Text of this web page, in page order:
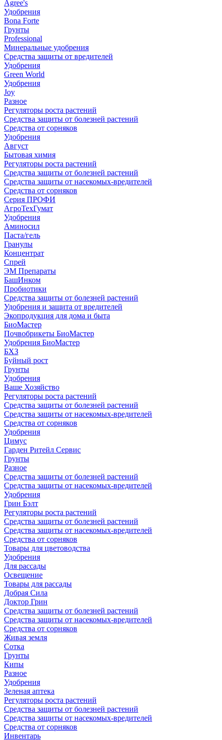
Agree's
Удобрения
Bona Forte
Грунты
Professional
Минеральные удобрения
Средства защиты от вредителей
Удобрения
Green World
Удобрения
Joy
Разное
Регуляторы роста растений
Средства защиты от болезней растений
Средства от сорняков
Удобрения
Август
Бытовая химия
Регуляторы роста растений
Средства защиты от болезней растений
Средства защиты от насекомых-вредителей
Средства от сорняков
Серия ПРОФИ
АгроТехГумат
Удобрения
Аминосил
Паста/гель
Гранулы
Концентрат
Спрей
ЭМ Препараты
БашИнком
Пробиотики
Средства защиты от болезней растений
Удобрения и защита от вредителей
Экопродукция для дома и быта
БиоМастер
Почвобрикеты БиоМастер
Удобрения БиоМастер
БХЗ
Буйный рост
Грунты
Удобрения
Ваше Хозяйство
Регуляторы роста растений
Средства защиты от болезней растений
Средства защиты от насекомых-вредителей
Средства от сорняков
Удобрения
Цимус
Гарден Ритейл Сервис
Грунты
Разное
Средства защиты от болезней растений
Средства защиты от насекомых-вредителей
Удобрения
Грин Бэлт
Регуляторы роста растений
Средства защиты от болезней растений
Средства защиты от насекомых-вредителей
Средства от сорняков
Товары для цветоводства
Удобрения
Для рассады
Освещение
Товары для рассады
Добрая Сила
Доктор Грин
Средства защиты от болезней растений
Средства защиты от насекомых-вредителей
Средства от сорняков
Живая земля
Сотка
Грунты
Кипы
Разное
Удобрения
Зеленая аптека
Регуляторы роста растений
Средства защиты от болезней растений
Средства защиты от насекомых-вредителей
Средства от сорняков
Инвентарь